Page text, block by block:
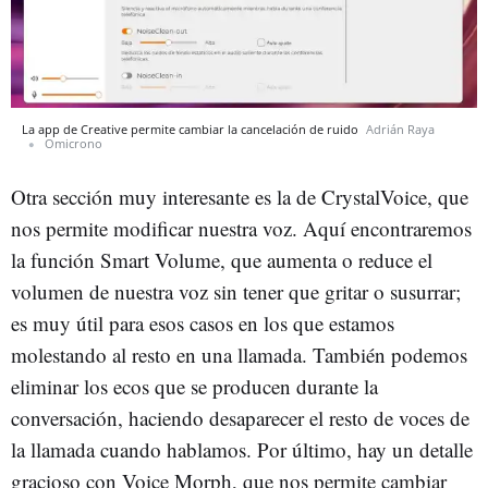
La app de Creative permite cambiar la cancelación de ruido Adrián Raya
Omicrono
Otra sección muy interesante es la de CrystalVoice, que
nos permite modificar nuestra voz. Aquí encontraremos
la función Smart Volume, que aumenta o reduce el
volumen de nuestra voz sin tener que gritar o susurrar;
es muy útil para esos casos en los que estamos
molestando al resto en una llamada. También podemos
eliminar los ecos que se producen durante la
conversación, haciendo desaparecer el resto de voces de
la llamada cuando hablamos. Por último, hay un detalle
gracioso con Voice Morph, que nos permite cambiar